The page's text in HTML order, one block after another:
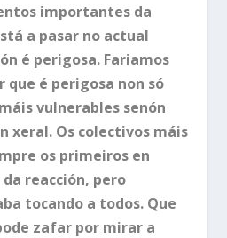
importantes da
a pasar no actual
é perigosa. Fariamos
que é perigosa non só
vulnerables senón
xeral. Os colectivos máis
os primeiros en
reacción, pero
tocando a todos. Que
zafar por mirar a